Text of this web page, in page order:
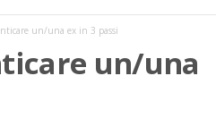
un/una ex in 3 passi
un/una